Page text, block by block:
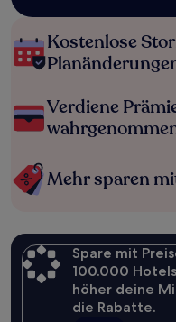
Kostenlose
Verdiene
Mehr sparen
Spare mit
100.000
höher deine
die Rabatte.